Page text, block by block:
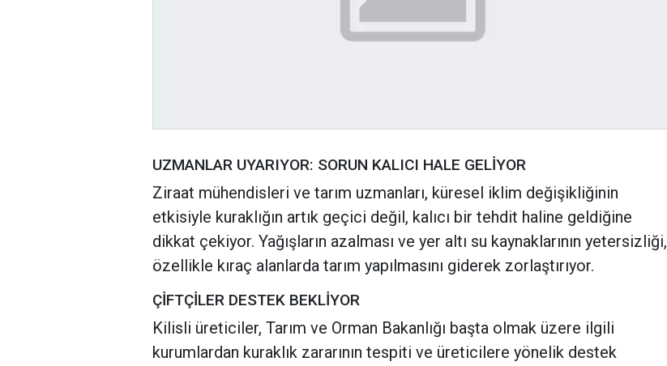
UZMANLAR UYARIYOR: SORUN KALICI HALE GELİYOR
Ziraat mühendisleri ve tarım uzmanları, küresel iklim değişikliğinin
etkisiyle kuraklığın artık geçici değil, kalıcı bir tehdit haline geldiğine
dikkat çekiyor. Yağışların azalması ve yer altı su kaynaklarının yetersizliği,
özellikle kıraç alanlarda tarım yapılmasını giderek zorlaştırıyor.
ÇİFTÇİLER DESTEK BEKLİYOR
Kilisli üreticiler, Tarım ve Orman Bakanlığı başta olmak üzere ilgili
kurumlardan kuraklık zararının tespiti ve üreticilere yönelik destek